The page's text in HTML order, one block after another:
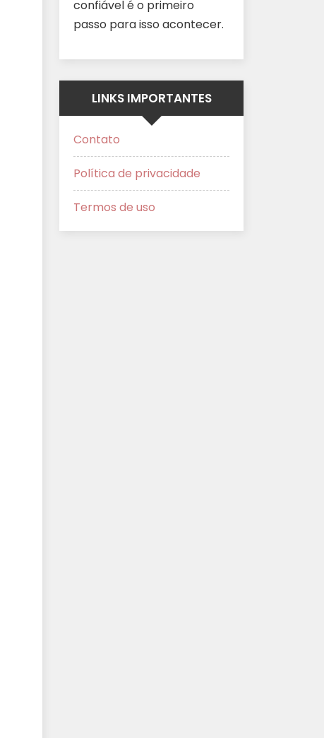
confiável é o primeiro
passo para isso acontecer.
LINKS IMPORTANTES
Contato
Política de privacidade
Termos de uso